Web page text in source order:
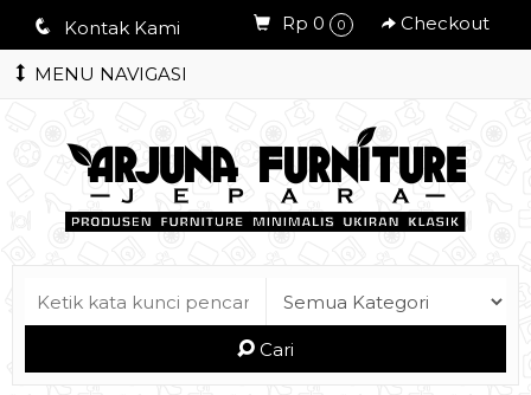
q Kontak Kami Rp 0 0 Checkout
MENU NAVIGASI
Cari